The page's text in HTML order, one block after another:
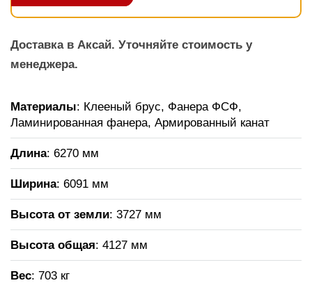
Доставка в Аксай. Уточняйте стоимость у
менеджера.
Материалы: Клееный брус, Фанера ФСФ,
Ламинированная фанера, Армированный канат
Длина: 6270 мм
Ширина: 6091 мм
Высота от земли: 3727 мм
Высота общая: 4127 мм
Вес: 703 кг